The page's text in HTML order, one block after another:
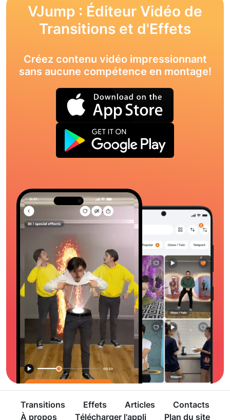
VJump : Éditeur Vidéo de
Transitions et d'Effets
Créez contenu vidéo impressionnant
sans aucune compétence en montage!
Transitions Effets Articles
Contacts
À propos
Télécharger l'appli Plan du site